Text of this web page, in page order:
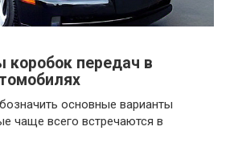
передач в
основные варианты
чаще всего встречаются в